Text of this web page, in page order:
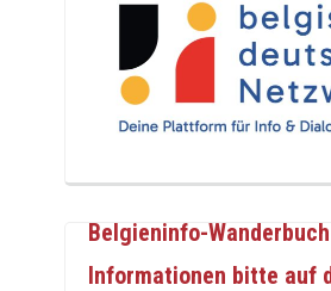
Belgieninfo-
Informationen bitte auf